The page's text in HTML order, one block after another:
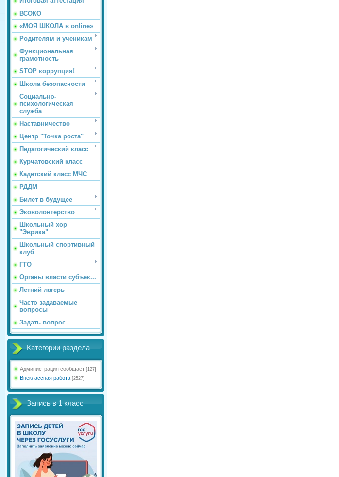
ВСОКО
«МОЯ ШКОЛА в online»
Родителям и ученикам
Функциональная
грамотность
STOP коррупция!
Школа безопасности
Социально-
психологическая
служба
Наставничество
Центр "Точка роста"
Педагогический класс
Курчатовский класс
Кадетский класс МЧС
РДДМ
Билет в будущее
Эковолонтерство
Школьный хор
"Эврика"
Школьный спортивный
клуб
ГТО
Органы власти субъек...
Летний лагерь
Часто задаваемые
вопросы
Задать вопрос
Категории раздела
Администрация сообщает [127]
Внеклассная работа [2527]
Запись в 1 класс